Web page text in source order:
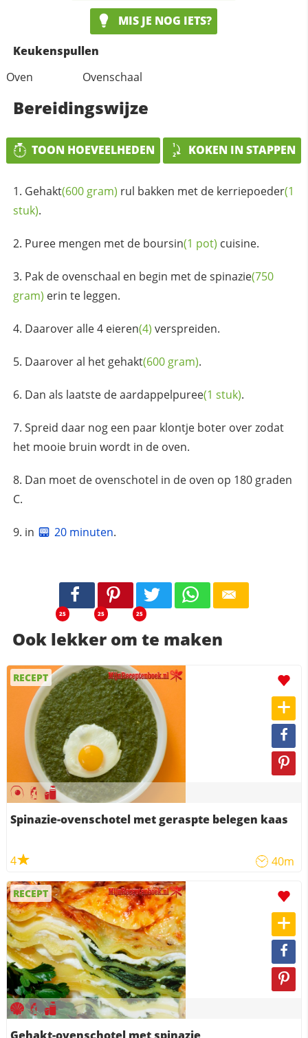
MIS JE NOG IETS?
Keukenspullen
Oven
Ovenschaal
Bereidingswijze
TOON HOEVEELHEDEN KOKEN IN STAPPEN
Gehakt(600 gram) rul bakken met de kerriepoeder(1
stuk).
Puree mengen met de boursin(1 pot) cuisine.
Pak de ovenschaal en begin met despinazie(750
gram) erin te leggen.
Daarover alle 4 eieren(4) verspreiden.
Daarover al het gehakt(600 gram).
Dan als laatste deaardappelpuree(1 stuk).
Spreid daar nog een paar klontje boter over zodat
het mooie bruin wordt in de oven.
Dan moet de ovenschotel in de oven op 180 graden
C.
in 20 minuten.
25 25 25
Ook lekker om te maken
RECEPT
Spinazie-ovenschotel met geraspte belegen kaas
4 40m
RECEPT